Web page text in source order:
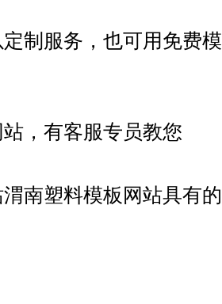
制服务，也可用免费模
，有客服专员教您
南塑料模板网站具有的